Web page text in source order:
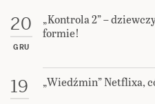
20
GRU
„Kontrola 2” –
formie!
19 „Wiedźmin” Netflixa,